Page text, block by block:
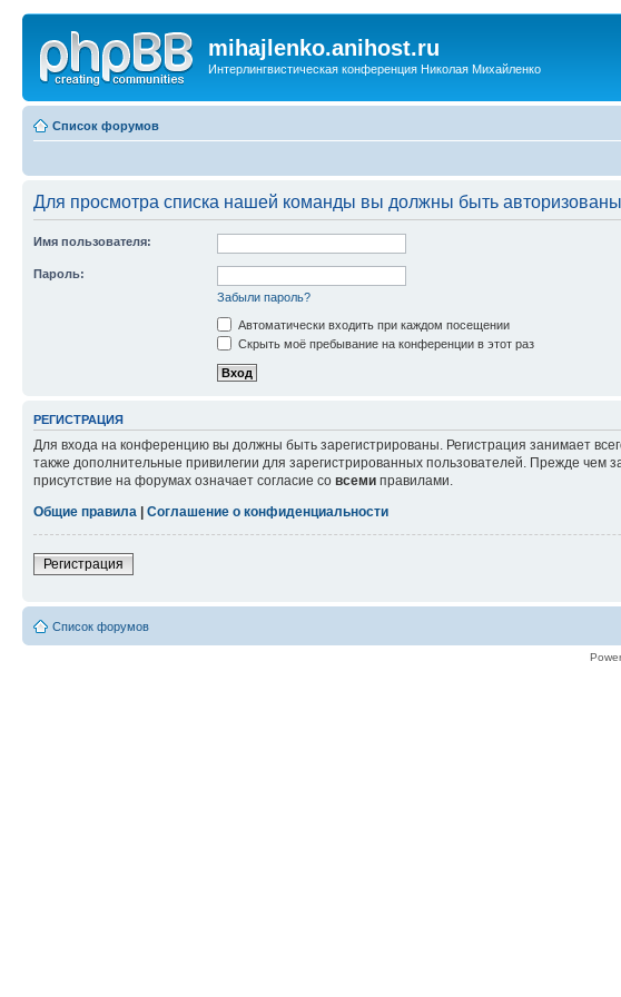
mihajlenko.anihost.ru
Интерлингвистическая конференция Николая Михайленко
Список форумов
Для просмотра списка нашей команды вы должны быть
Имя пользователя:
Пароль:
Забыли пароль?
Автоматически входить при каждом посещении
Скрыть моё пребывание на конференции в этот раз
РЕГИСТРАЦИЯ
Для входа на конференцию вы должны быть зарегистрированы. Регистрация занимает
также дополнительные привилегии для зарегистрированных пользователей. Прежде
присутствие на форумах означает согласие со всеми правилами.
Общие правила
Соглашение о конфиденциальности
Регистрация
Список форумов